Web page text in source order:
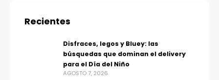
Recientes
Disfraces, legos y Bluey: las
búsquedas que dominan el delivery
para el Día del Niño
AGOSTO 7, 2026